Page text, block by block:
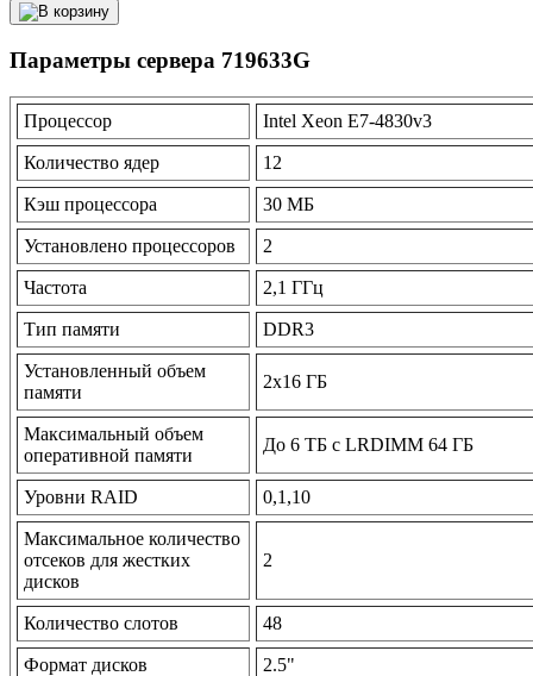
Параметры сервера 719633G
Процессор Intel Xeon E7-4830v3
Количество ядер 12
Кэш процессора 30 МБ
Установлено процессоров 2
Частота 2,1 ГГц
Тип памяти DDR3
Установленный объем
памяти
2x16 ГБ
Максимальный объем
оперативной памяти
До 6 ТБ с LRDIMM 64 ГБ
Уровни RAID 0,1,10
Максимальное количество
отсеков для жестких
дисков
2
Количество слотов 48
Формат дисков 2.5"